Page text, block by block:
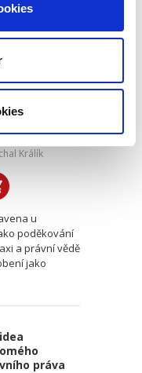
Králík
u
poděkování
a právní vědě
jako
práva